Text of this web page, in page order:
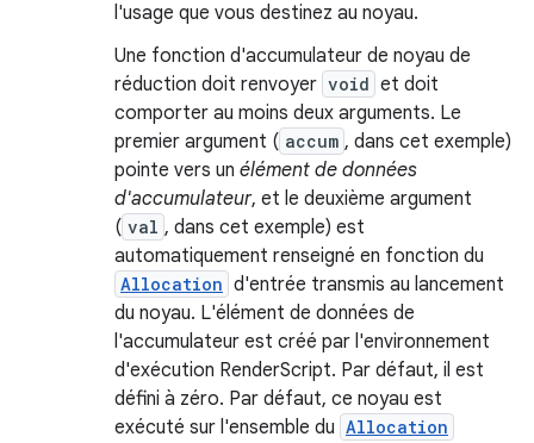
l'usage que vous destinez au noyau.
Une fonction d'accumulateur de noyau de
réduction doit renvoyer void et doit
comporter au moins deux arguments. Le
premier argument ( accum , dans cet exemple)
pointe vers un élément de données
d'accumulateur, et le deuxième argument
( val , dans cet exemple) est
automatiquement renseigné en fonction du
Allocation d'entrée transmis au lancement
du noyau. L'élément de données de
l'accumulateur est créé par l'environnement
d'exécution RenderScript. Par défaut, il est
défini à zéro. Par défaut, ce noyau est
exécuté sur l'ensemble du Allocation